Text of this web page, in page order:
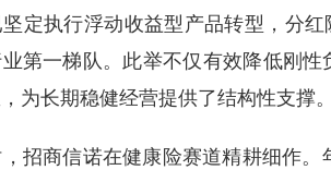
定执行浮动收益型产品转型，分
第一梯队。此举不仅有效降低刚
为长期稳健经营提供了结构性支撑。
商信诺在健康险赛道精耕细作。